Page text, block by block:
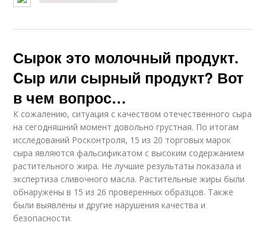
Сырок это молочный продукт.
Cыр или сырный продукт? Вот
в чем вопрос…
К сожалению, ситуация с качеством отечественного сыра
на сегодняшний момент довольно грустная. По итогам
исследований Росконтроля, 15 из 20 торговых марок
сыра являются фальсификатом с высоким содержанием
растительного жира. Не лучшие результаты показала и
экспертиза сливочного масла. Растительные жиры были
обнаружены в 15 из 26 проверенных образцов. Также
были выявлены и другие нарушения качества и
безопасности.